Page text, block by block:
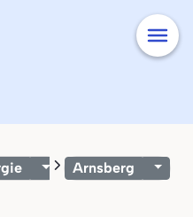
Arnsberg